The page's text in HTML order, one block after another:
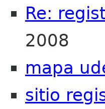
Re:
2008
mapa
sitio